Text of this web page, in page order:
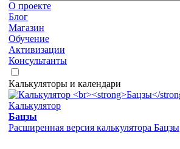
О проекте
Блог
Магазин
Обучение
Активизации
Консультанты
Калькуляторы и календари
Калькулятор
Бацзы
Расширенная версия калькулятора Бацзы